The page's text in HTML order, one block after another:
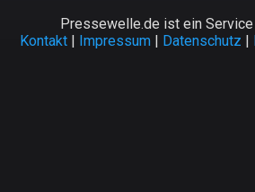
Pressewelle.de ist ein Service
Kontakt | Impressum | Datenschutz |